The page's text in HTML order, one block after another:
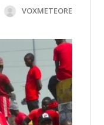
VOXMETEORE